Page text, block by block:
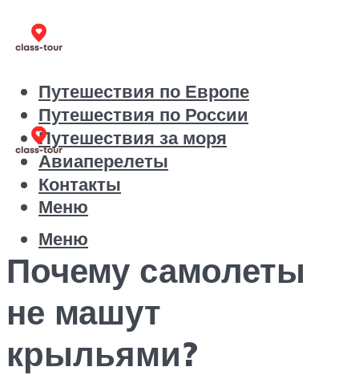
Путешествия по Европе
Путешествия по России
Путешествия за моря
Авиаперелеты
Контакты
Меню
Меню
Почему самолеты
не машут
крыльями?